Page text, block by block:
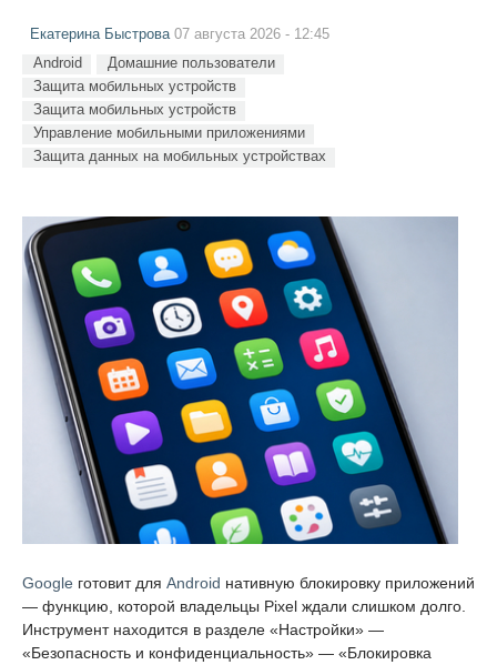
Екатерина Быстрова07 августа 2026 - 12:45
Android
Домашние пользователи
Защита мобильных устройств
Защита мобильных устройств
Управление мобильными приложениями
Защита данных на мобильных устройствах
Google готовит для Android нативную блокировку приложений
— функцию, которой владельцы Pixel ждали слишком долго.
Инструмент находится в разделе «Настройки» —
«Безопасность и конфиденциальность» — «Блокировка